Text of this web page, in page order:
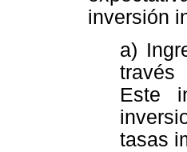
inversión
a)
través
Este
tasas